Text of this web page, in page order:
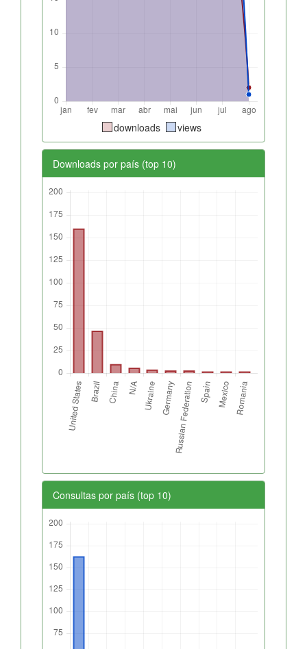
downloads views
Downloads por país (top 10)
Consultas por país (top 10)